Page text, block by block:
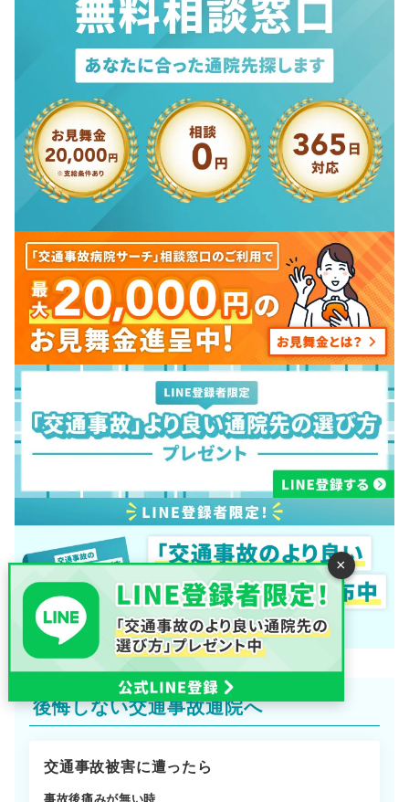
後悔しない交通事故通院へ
交通事故被害に遭ったら
事故後痛みが無い時
×